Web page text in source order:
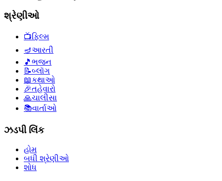
શ્રેણીઓ
📺ફિલ્મ
🪔આરતી
🎵 ભજન
📝બ્લૉગ
📖કથાઓ
🎉તહેવારો
🙏ચાલીસા
📚વાર્તાઓ
ઝડપી લિંક
હોમ
બધી શ્રેણીઓ
શોધ